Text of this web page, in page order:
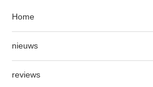
Home
nieuws
reviews